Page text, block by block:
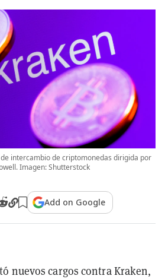
intercambio de criptomonedas dirigida por
Imagen: Shutterstock
Add on Google
nuevos cargos contra Kraken,